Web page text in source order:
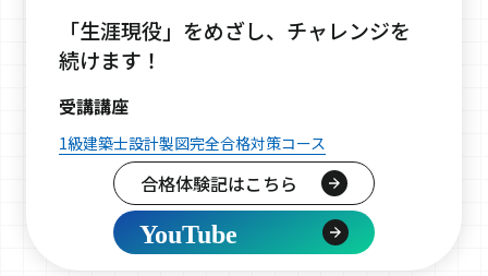
「生涯現役」をめざし、チャレンジを
続けます！
受講講座
1級建築士設計製図完全合格対策コース
合格体験記はこちら
YouTube